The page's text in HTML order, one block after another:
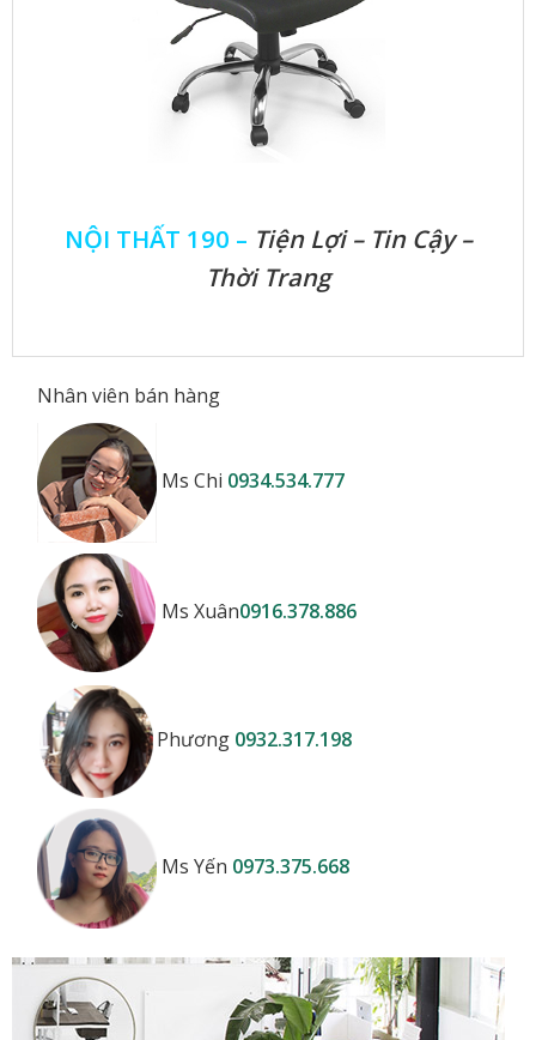
NỘI THẤT 190 – Tiện Lợi – Tin Cậy –
Thời Trang
Nhân viên bán hàng
Ms Chi 0934.534.777
Ms Xuân0916.378.886
Phương 0932.317.198
Ms Yến 0973.375.668